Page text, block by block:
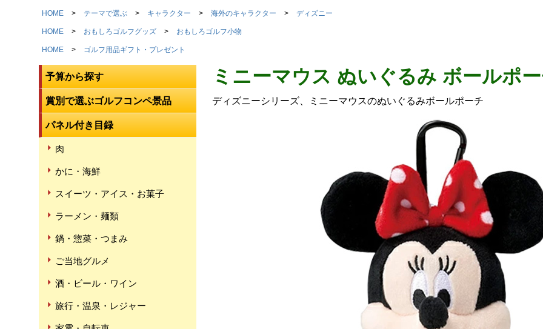
HOME テーマで選ぶ キャラクター 海外のキャラクター ディズニー
HOME おもしろゴルフグッズ おもしろゴルフ小物
HOME ゴルフ用品ギフト・プレゼント
予算から探す
賞別で選ぶゴルフコンペ景品
パネル付き目録
肉
かに・海鮮
スイーツ・アイス・お菓子
ラーメン・麺類
鍋・惣菜・つまみ
ご当地グルメ
酒・ビール・ワイン
旅行・温泉・レジャー
ミニーマウス ぬいぐるみ ボールポ
ディズニーシリーズ、ミニーマウスのぬいぐるみボールポーチ